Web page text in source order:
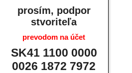
prosím, podpor
stvoriteľa
prevodom na účet
SK41 1100 0000
0026 1872 7972